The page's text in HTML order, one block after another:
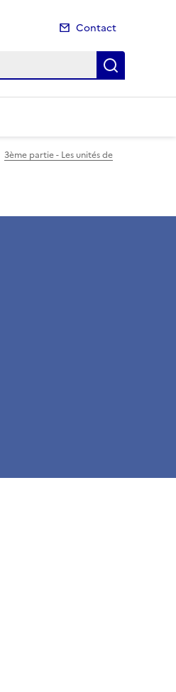
Contact
3ème partie - Les unités de